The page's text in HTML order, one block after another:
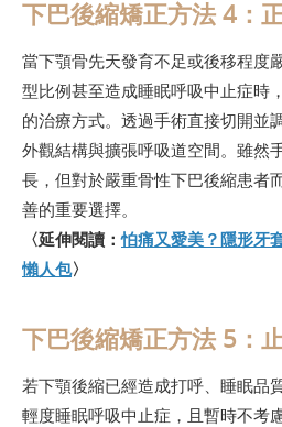
下巴後縮矯正方法 4：
當下顎骨先天發育不足或後移程度
型比例甚至造成睡眠呼吸中止症時
的治療方式。透過手術直接切開並
外觀結構與擴張呼吸道空間。雖然
長，但對於嚴重骨性下巴後縮患者
善的重要選擇。
〈延伸閱讀：怕痛又愛美？隱形牙
懶人包〉
下巴後縮矯正方法 5：
若下顎後縮已經造成打呼、睡眠品
輕度睡眠呼吸中止症，且暫時不考